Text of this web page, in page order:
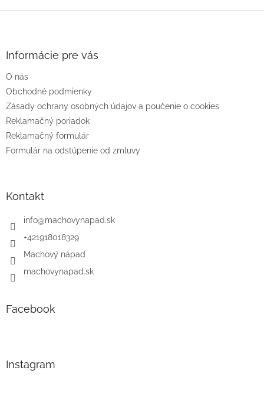
e
Informácie pre vás
O nás
Obchodné podmienky
Zásady ochrany osobných údajov a poučenie o cookies
Reklamačný poriadok
Reklamačný formulár
Formulár na odstúpenie od zmluvy
Kontakt
info@machovynapad.sk
+421918018329
Machový nápad
machovynapad.sk
Facebook
Instagram